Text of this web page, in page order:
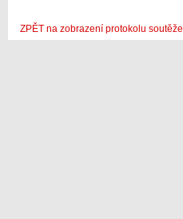
ZPĚT na zobrazení protokolu soutěže